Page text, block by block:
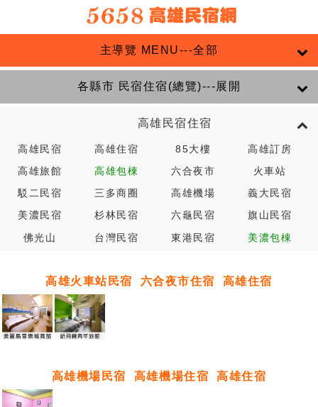
主導覽 MENU---全部
各縣市 民宿住宿(總覽)---展開
高雄民宿住宿
高雄民宿 高雄住宿 85大樓 高雄訂房
高雄旅館 高雄包棟 六合夜市 火車站
駁二民宿 三多商圈 高雄機場 義大民宿
美濃民宿 杉林民宿 六龜民宿 旗山民宿
佛光山 台灣民宿 東港民宿 美濃包棟
高雄火車站民宿 六合夜市住宿 高雄住宿
高雄機場民宿 高雄機場住宿 高雄住宿